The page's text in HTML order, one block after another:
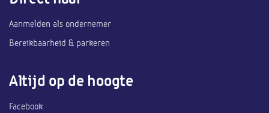
Aanmelden als ondernemer
Bereikbaarheid & parkeren
Altijd op de hoogte
Facebook